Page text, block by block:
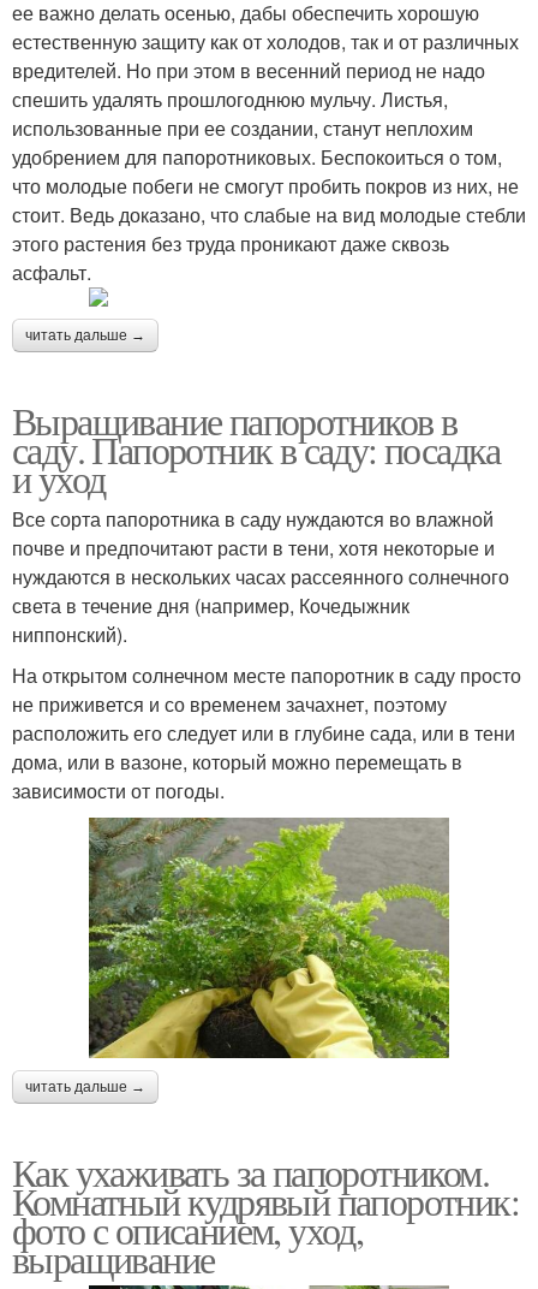
ее важно делать осенью, дабы обеспечить хорошую
естественную защиту как от холодов, так и от различных
вредителей. Но при этом в весенний период не надо
спешить удалять прошлогоднюю мульчу. Листья,
использованные при ее создании, станут неплохим
удобрением для папоротниковых. Беспокоиться о том,
что молодые побеги не смогут пробить покров из них, не
стоит. Ведь доказано, что слабые на вид молодые стебли
этого растения без труда проникают даже сквозь
асфальт.
читать дальше →
Выращивание папоротников в
саду. Папоротник в саду: посадка
и уход
Все сорта папоротника в саду нуждаются во влажной
почве и предпочитают расти в тени, хотя некоторые и
нуждаются в нескольких часах рассеянного солнечного
света в течение дня (например, Кочедыжник
ниппонский).
На открытом солнечном месте папоротник в саду просто
не приживется и со временем зачахнет, поэтому
расположить его следует или в глубине сада, или в тени
дома, или в вазоне, который можно перемещать в
зависимости от погоды.
читать дальше →
Как ухаживать за папоротником.
Комнатный кудрявый папоротник:
фото с описанием, уход,
выращивание